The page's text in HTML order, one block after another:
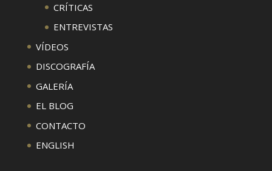
CRÍTICAS
ENTREVISTAS
VÍDEOS
DISCOGRAFÍA
GALERÍA
EL BLOG
CONTACTO
ENGLISH